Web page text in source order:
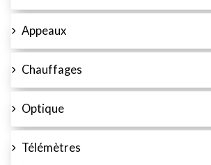
Appeaux
Chauffages
Optique
Télémètres